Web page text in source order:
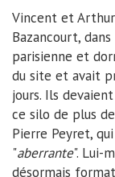
Vincent et
Bazancourt,
parisienne et
du site et avait
jours. Ils
ce silo de plus
Pierre Peyret,
"aberrante". Lui-
désormais